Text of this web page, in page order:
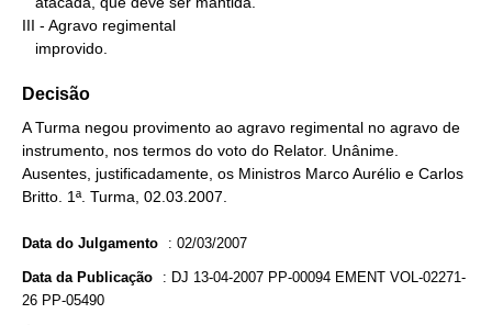
III - Agravo regimental
   improvido.
Decisão
A Turma negou provimento ao agravo regimental no agravo de
instrumento, nos termos do voto do Relator. Unânime.
Ausentes, justificadamente, os Ministros Marco Aurélio e Carlos
Britto. 1ª. Turma, 02.03.2007.
Data do Julgamento : 02/03/2007
Data da Publicação : DJ 13-04-2007 PP-00094 EMENT VOL-02271-
26 PP-05490